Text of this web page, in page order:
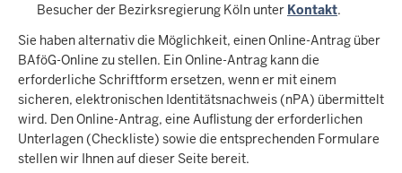
Besucher der Bezirksregierung Köln unter Kontakt.
Sie haben alternativ die Möglichkeit, einen Online-Antrag über
BAföG-Online zu stellen. Ein Online-Antrag kann die
erforderliche Schriftform ersetzen, wenn er mit einem
sicheren, elektronischen Identitätsnachweis (nPA) übermittelt
wird. Den Online-Antrag, eine Auflistung der erforderlichen
Unterlagen (Checkliste) sowie die entsprechenden Formulare
stellen wir Ihnen auf dieser Seite bereit.